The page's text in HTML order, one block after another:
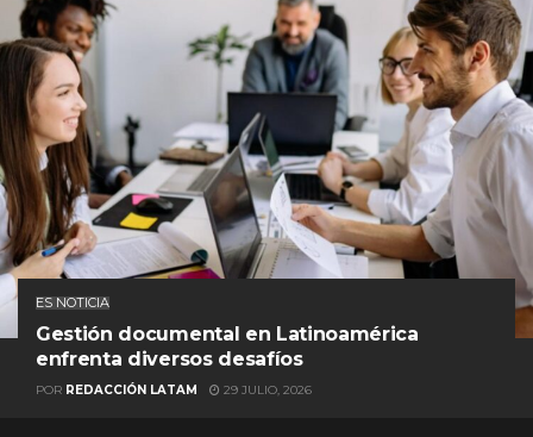
ES NOTICIA
Gestión documental en Latinoamérica
enfrenta diversos desafíos
POR REDACCIÓN LATAM 29 JULIO, 2026